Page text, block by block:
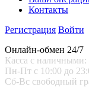
Контакты
Регистрация Войти
Онлайн-обмен 24/7
Касса с наличными:
Пн-Пт с 10:00 до
Сб-Вс свободный